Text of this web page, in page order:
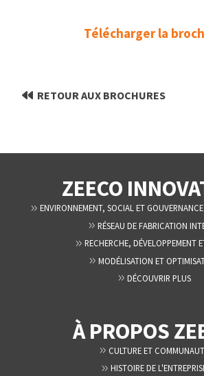
Télécharger la
RETOUR AUX BROCHURES
ZEECO
ENVIRONNEMENT, SOCIAL ET
RÉSEAU DE FABRICATION
RECHERCHE, DÉVELOPPEMENT
MODÉLISATION ET
DÉCOUVRIR PLUS
À PROPOS
CULTURE ET
HISTOIRE DE